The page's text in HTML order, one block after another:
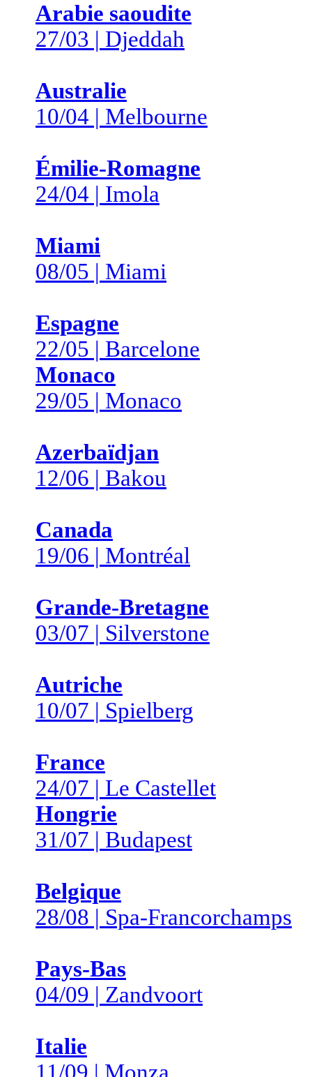
Arabie saoudite
27/03 | Djeddah
Australie
10/04 | Melbourne
Émilie-Romagne
24/04 | Imola
Miami
08/05 | Miami
Espagne
22/05 | Barcelone
Monaco
29/05 | Monaco
Azerbaïdjan
12/06 | Bakou
Canada
19/06 | Montréal
Grande-Bretagne
03/07 | Silverstone
Autriche
10/07 | Spielberg
France
24/07 | Le Castellet
Hongrie
31/07 | Budapest
Belgique
28/08 | Spa-Francorchamps
Pays-Bas
04/09 | Zandvoort
Italie